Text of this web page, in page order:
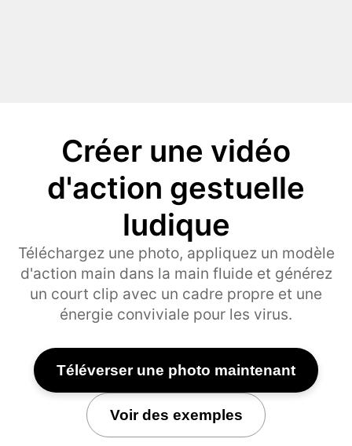
Créer une vidéo
d'action gestuelle
ludique
Téléchargez une photo, appliquez un modèle
d'action main dans la main fluide et générez
un court clip avec un cadre propre et une
énergie conviviale pour les virus.
Téléverser une photo maintenant
Voir des exemples